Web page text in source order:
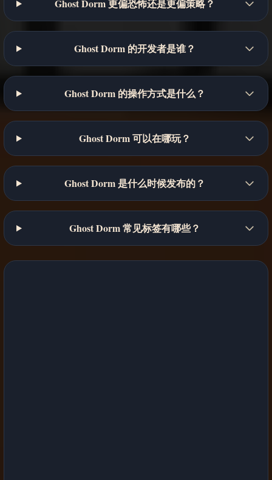
Ghost Dorm 更偏恐怖还是更偏策略？
Ghost Dorm 的开发者是谁？
Ghost Dorm 的操作方式是什么？
Ghost Dorm 可以在哪玩？
Ghost Dorm 是什么时候发布的？
Ghost Dorm 常见标签有哪些？